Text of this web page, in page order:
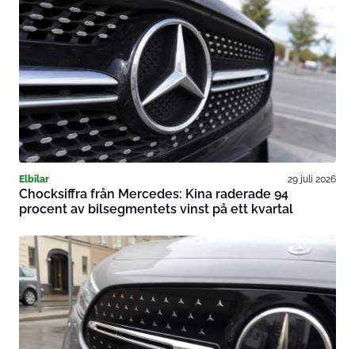
Elbilar 29 juli 2026
Chocksiffra från Mercedes: Kina raderade 94
procent av bilsegmentets vinst på ett kvartal